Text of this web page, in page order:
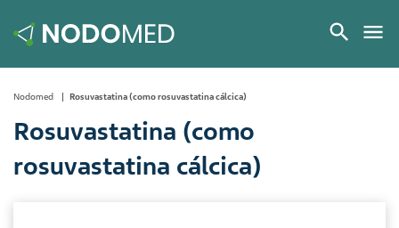
Nodomed Rosuvastatina (como rosuvastatina cálcica)
Rosuvastatina (como
rosuvastatina cálcica)